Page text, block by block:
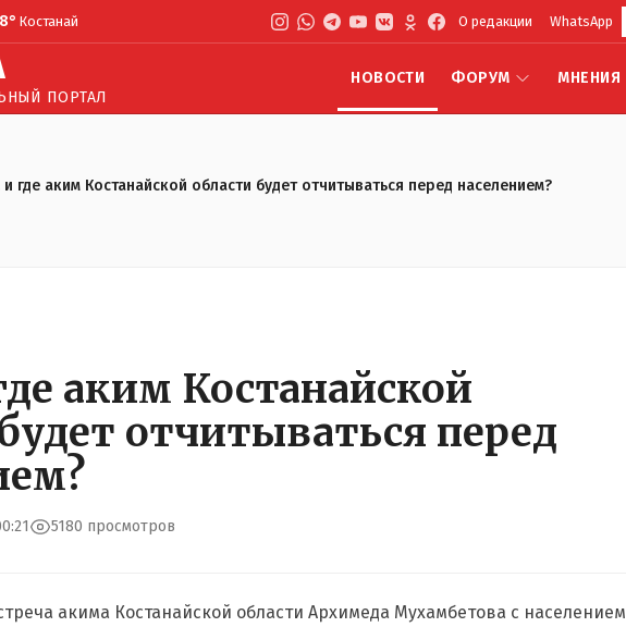
° Костанай О редакции WhatsApp
ПОРТАЛ
НОВОСТИ ФОРУМ МНЕНИЯ
и где аким Костанайской области будет отчитываться перед населением?
аким Костанайской
отчитываться перед
5180 просмотров
акима Костанайской области Архимеда Мухамбетова с населением